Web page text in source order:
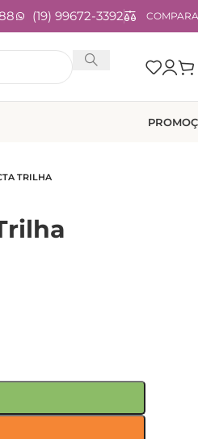
(19) 99672-3392
TRILHA